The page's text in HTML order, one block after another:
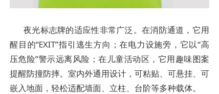
夜光标志牌的适应性非常广泛。在消防通道，它用
醒目的“EXIT”指引逃生方向；在电力设施旁，它以“高
压危险”警示远离风险；在儿童活动区，它用趣味图案
提醒防撞防摔。室内外通用设计，可粘贴、可悬挂、可
嵌入地面，轻松适配墙面、立柱、台阶等多种载体。